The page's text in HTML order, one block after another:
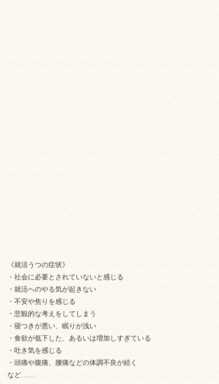
《就活うつの症状》
・社会に必要とされていないと感じる
・就活へのやる気が起きない
・不安や焦りを感じる
・悲観的な考えをしてしまう
・寝つきが悪い、眠りが浅い
・食欲が低下した、あるいは増加しすぎている
・吐き気を感じる
・頭痛や腹痛、腰痛などの体調不良が続く
など……